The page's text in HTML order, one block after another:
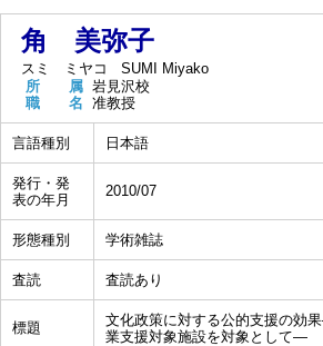
角 美弥子
スミ ミヤコ
SUMI Miyako
所 属 岩見沢校
職 名 准教授
言語種別 日本語
発行・発
表の年月
2010/07
形態種別 学術雑誌
査読 査読あり
標題
文化政策に対する公的支援の効
業支援対象施設を対象として―